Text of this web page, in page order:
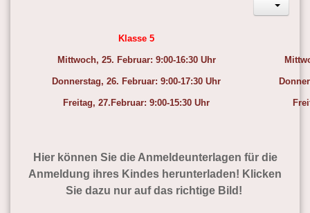
Klasse 5
Mittwoch, 25. Februar: 9:00-16:30 Uhr
Donnerstag, 26. Februar: 9:00-17:30 Uhr
Freitag, 27.Februar: 9:00-15:30 Uhr
Hier können Sie die Anmeldeunterlagen für die
Anmeldung ihres Kindes herunterladen! Klicken
Sie dazu nur auf das richtige Bild!